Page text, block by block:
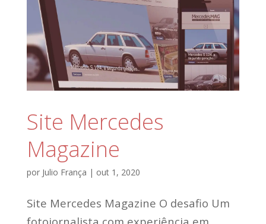
Site Mercedes
Magazine
por Julio França | out 1, 2020
Site Mercedes Magazine O desafio Um